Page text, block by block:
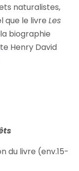
naturalistes,
que le livre Les
biographie
Henry David
du livre (env.15-